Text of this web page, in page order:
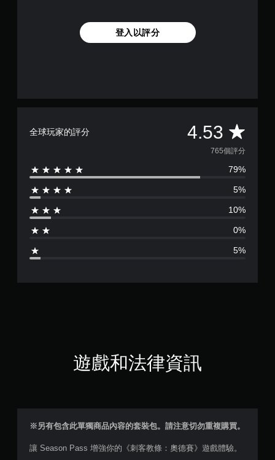
登入以評分
全球玩家的評分 4.53 平
均
評
分
5
分
5
765個評分
79%
5%
10%
0%
5%
遊戲和法律資訊
※另有包含此單獨商品內容的套裝包。請注意切勿重複購買。
讓 Season Pass 增強你的《刺客教條：奧德賽》遊戲體驗。